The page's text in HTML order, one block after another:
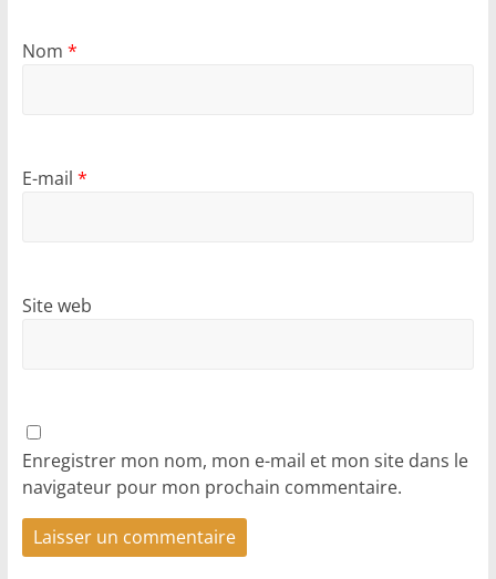
Nom *
E-mail *
Site web
Enregistrer mon nom, mon e-mail et mon site dans le
navigateur pour mon prochain commentaire.